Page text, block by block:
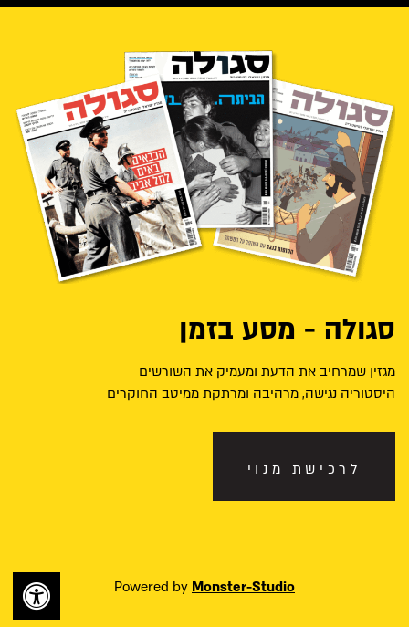
סגולה - מסע בזמן
מגזין שמרחיב את הדעת ומעמיק את השורשים
היסטוריה נגישה, מרהיבה ומרתקת ממיטב החוקרים
לרכישת מנוי
Powered by Monster-Studio